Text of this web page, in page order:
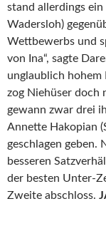
stand allerdings ein
Wadersloh)
Wettbewerbs und
von Ina“, sagte
unglaublich hohem
zog Niehüser doch
gewann zwar drei
Annette Hakopian
geschlagen geben.
besseren
der besten Unter-
Zweite abschloss.